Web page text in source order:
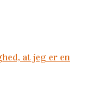
at jeg er en